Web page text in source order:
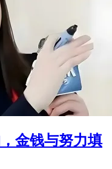
金钱与努力填